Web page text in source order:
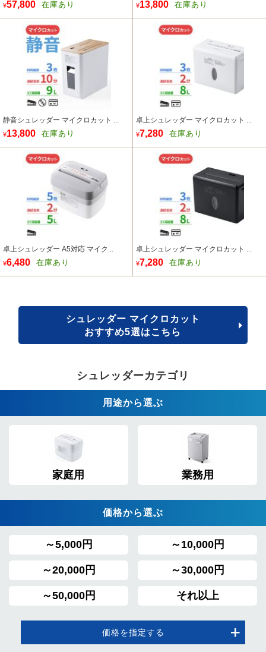
¥57,800 在庫あり ¥13,800 在庫あり
静音シュレッダー マイクロカット ...
¥13,800 在庫あり
卓上シュレッダー マイクロカット ...
¥7,280 在庫あり
卓上シュレッダー A5対応 マイク...
¥6,480 在庫あり
卓上シュレッダー マイクロカット ...
¥7,280 在庫あり
シュレッダー マイクロカット
おすすめ5選はこちら
シュレッダーカテゴリ
用途から選ぶ
家庭用 業務用
価格から選ぶ
～5,000円 ～10,000円
～20,000円 ～30,000円
～50,000円 それ以上
価格を指定する